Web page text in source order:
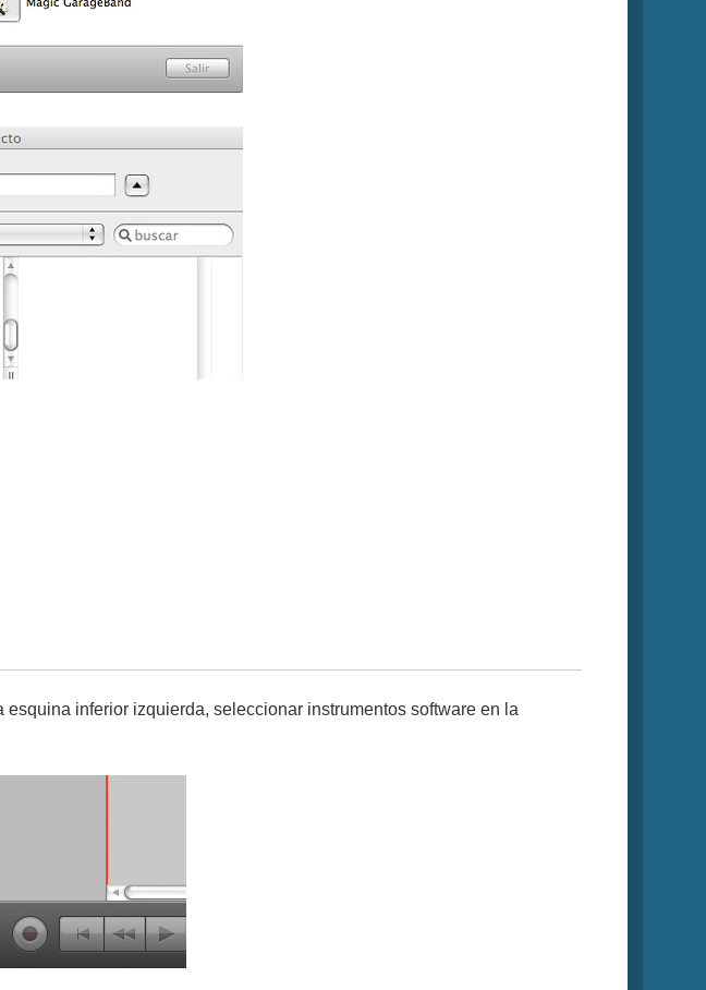
inferior izquierda, seleccionar instrumentos software en la